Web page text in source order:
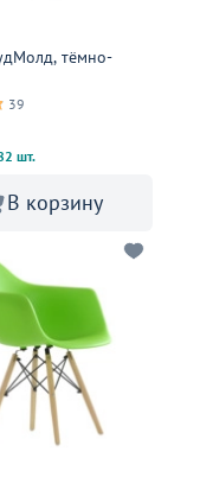
тёмно-
39
шт.
В корзину